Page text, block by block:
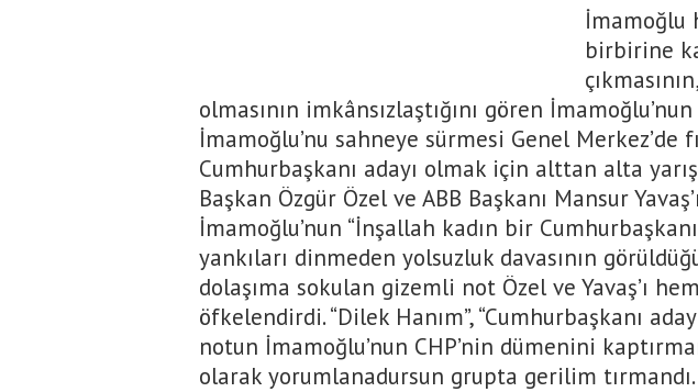
İmamoğlu
birbirine
olmasının imkânsızlaştığını gören
İmamoğlu’nu sahneye sürmesi Genel Merkez’de
Cumhurbaşkanı adayı olmak için alttan alta
Başkan Özgür Özel ve ABB Başkanı Mansur
İmamoğlu’nun “İnşallah kadın bir Cumhurbaşkanı
yankıları dinmeden yolsuzluk davasının
dolaşıma sokulan gizemli not Özel ve Yavaş’ı
öfkelendirdi. “Dilek Hanım”, “Cumhurbaşkanı
notun İmamoğlu’nun CHP’nin dümenini
olarak yorumlanadursun grupta gerilim tırmandı.